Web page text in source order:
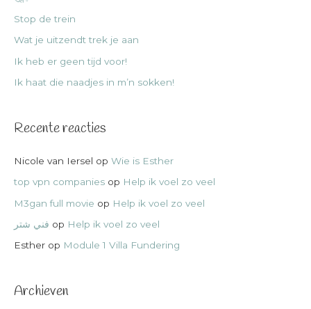
Stop de trein
Wat je uitzendt trek je aan
Ik heb er geen tijd voor!
Ik haat die naadjes in m’n sokken!
Recente reacties
Nicole van Iersel op Wie is Esther
top vpn companies op Help ik voel zo veel
M3gan full movie op Help ik voel zo veel
فني شتر op Help ik voel zo veel
Esther op Module 1 Villa Fundering
Archieven